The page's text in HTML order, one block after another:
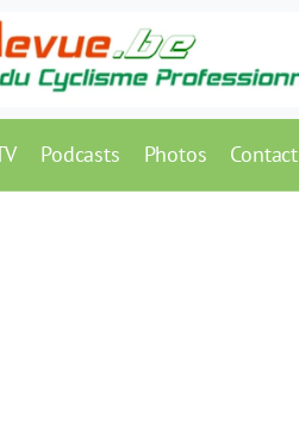
Podcasts Photos Contact